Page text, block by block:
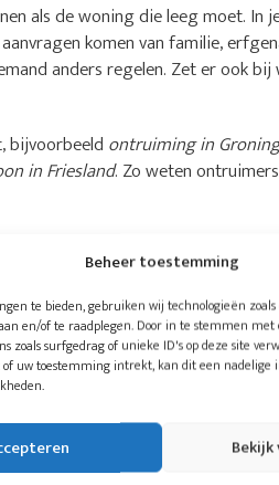
Beheer toestemming
te bieden, gebruiken wij technologieën
en/of te raadplegen. Door in te stemmen
zoals surfgedrag of unieke ID's op deze site
uw toestemming intrekt, kan dit een nadelige
als de woning die leeg moet.
komen van familie,
anders regelen. Zet er ook
bijvoorbeeld ontruiming in
in Friesland. Zo weten
deze plaatsen
Amsterdam, Rotterdam en Den
land: